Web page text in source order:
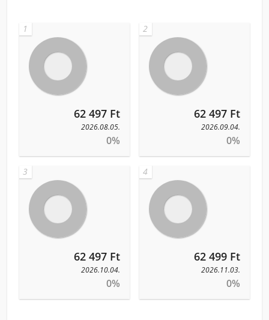
1
62 497 Ft
2026.08.05.
0%
2
62 497 Ft
2026.09.04.
0%
3
62 497 Ft
2026.10.04.
0%
4
62 499 Ft
2026.11.03.
0%